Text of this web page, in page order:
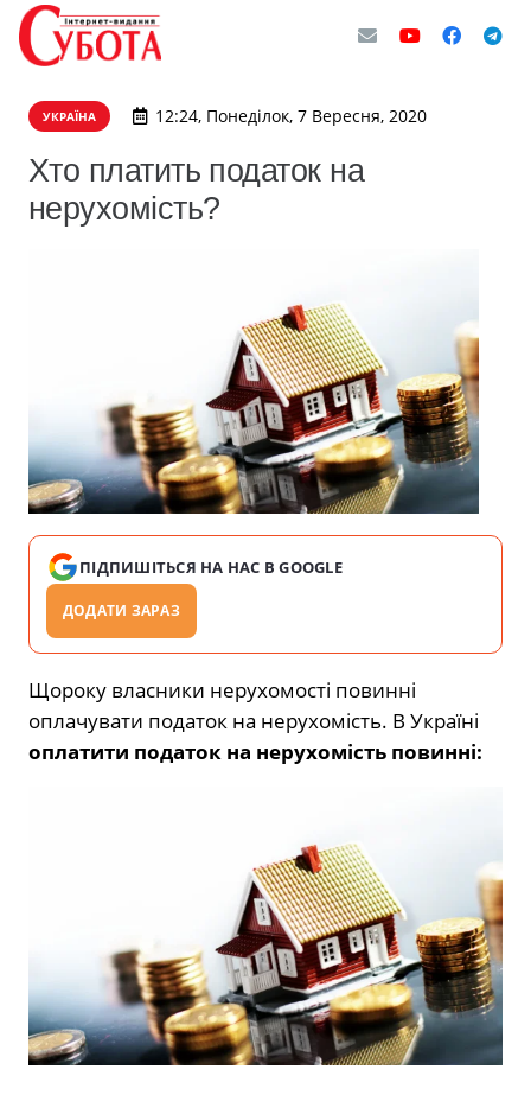
УКРАЇНА 12:24, Понеділок, 7 Вересня, 2020
Хто платить податок на
нерухомість?
ПІДПИШІТЬСЯ НА НАС В GOOGLE
ДОДАТИ ЗАРАЗ
Щороку власники нерухомості по­винні
оплачувати податок на нерухо­мість. В Україні
оплатити податок на нерухомість повинні: